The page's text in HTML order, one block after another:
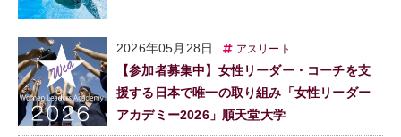
2026年05月28日 アスリート
【参加者募集中】女性リーダー・コーチを支
援する日本で唯一の取り組み「女性リーダー
アカデミー2026」順天堂大学